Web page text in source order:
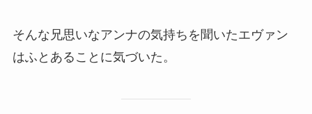
そんな兄思いなアンナの気持ちを聞いたエヴァン
はふとあることに気づいた。